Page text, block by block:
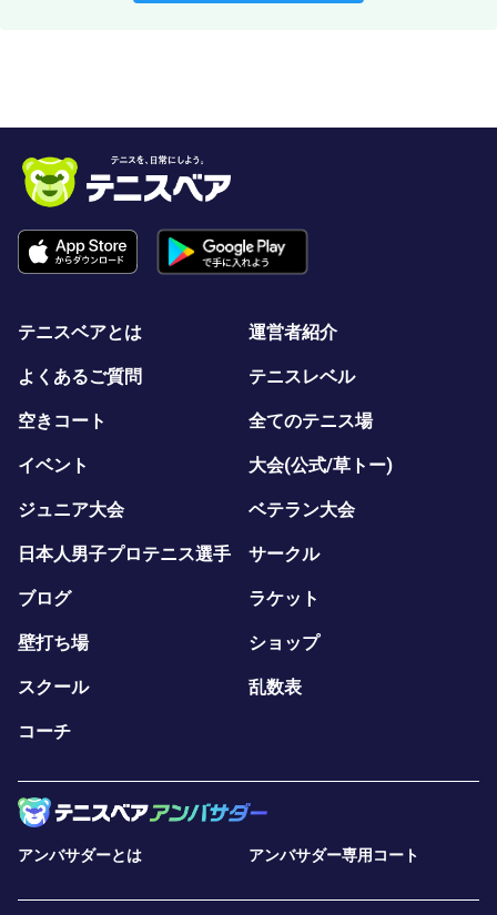
テニスベアとは 運営者紹介
よくあるご質問 テニスレベル
空きコート 全てのテニス場
イベント 大会(公式/草トー)
ジュニア大会 ベテラン大会
日本人男子プロテニス選手 サークル
ブログ ラケット
壁打ち場 ショップ
スクール 乱数表
コーチ
アンバサダーとは アンバサダー専用コート